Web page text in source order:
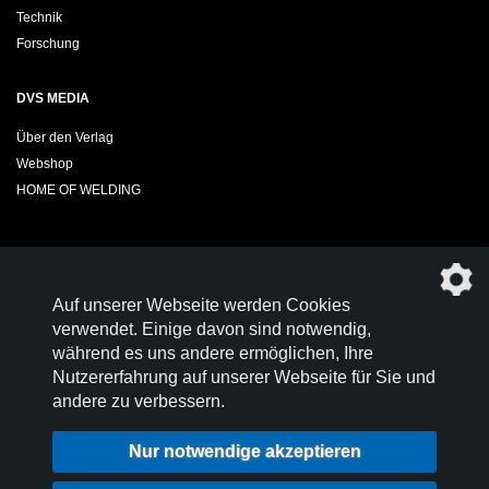
Technik
Forschung
DVS MEDIA
Über den Verlag
Webshop
HOME OF WELDING
Werden SieMitglied im DVS!
Nutzungsbedingungen
Impressum
Auf unserer Webseite werden Cookies
verwendet. Einige davon sind notwendig,
während es uns andere ermöglichen, Ihre
Nutzererfahrung auf unserer Webseite für Sie und
andere zu verbessern.
Nur notwendige akzeptieren